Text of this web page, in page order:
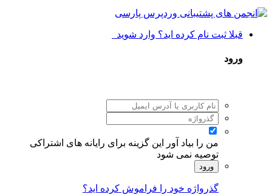
قبلا ثبت نام کرده اید؟ وارد شوید
ورود
من را بیاد آور
این گزینه برای رایانه های اشتراکی
توصیه نمی شود
ورود
گذرواژه خود را فراموش کرده اید؟